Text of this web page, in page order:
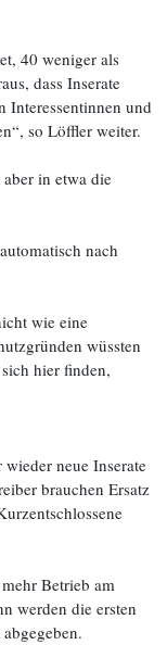
40 weniger als
dass Inserate
Interessentinnen und
so Löffler weiter.
in etwa die
nach
wie eine
wüssten
hier finden,
neue Inserate
brauchen Ersatz
Betrieb am
werden die ersten
abgegeben.